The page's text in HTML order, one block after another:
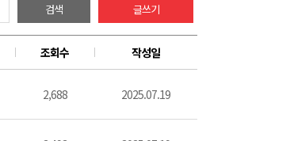
검색 글쓰기
조회수 작성일
2,688 2025.07.19